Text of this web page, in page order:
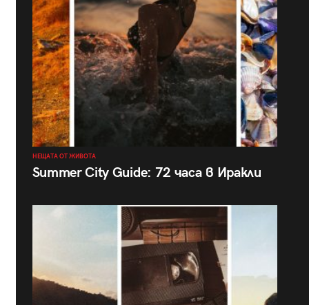
НЕЩАТА ОТ ЖИВОТА
Summer City Guide: 72 часа в Иракли